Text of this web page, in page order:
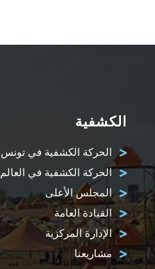
الكشفية
الحركة الكشفية في تونس
الحركة الكشفية في العالم
المجلس الأعلى
القيادة العامة
الإدارة المركزية
مشاريعنا